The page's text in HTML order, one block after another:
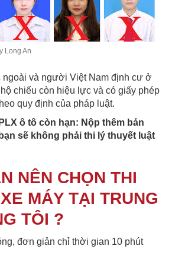
Long An
và người Việt Nam định cư ở
chiếu còn hiệu lực và có giấy phép
quy định của pháp luật.
ô tô còn hạn: Nộp thêm bản
sẽ không phải thi lý thuyết luật
NÊN CHỌN THI
MÁY TẠI TRUNG
TÔI ?
đơn giản chỉ thời gian 10 phút